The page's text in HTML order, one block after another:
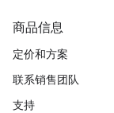
商品信息
定价和方案
联系销售团队
支持